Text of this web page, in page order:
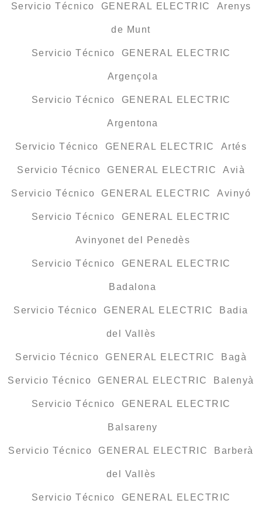
Servicio Técnico GENERAL ELECTRIC Arenys
de Munt
Servicio Técnico GENERAL ELECTRIC
Argençola
Servicio Técnico GENERAL ELECTRIC
Argentona
Servicio Técnico GENERAL ELECTRIC Artés
Servicio Técnico GENERAL ELECTRIC Avià
Servicio Técnico GENERAL ELECTRIC Avinyó
Servicio Técnico GENERAL ELECTRIC
Avinyonet del Penedès
Servicio Técnico GENERAL ELECTRIC
Badalona
Servicio Técnico GENERAL ELECTRIC Badia
del Vallès
Servicio Técnico GENERAL ELECTRIC Bagà
Servicio Técnico GENERAL ELECTRIC Balenyà
Servicio Técnico GENERAL ELECTRIC
Balsareny
Servicio Técnico GENERAL ELECTRIC Barberà
del Vallès
Servicio Técnico GENERAL ELECTRIC